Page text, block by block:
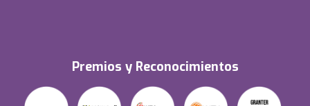
Premios y Reconocimientos